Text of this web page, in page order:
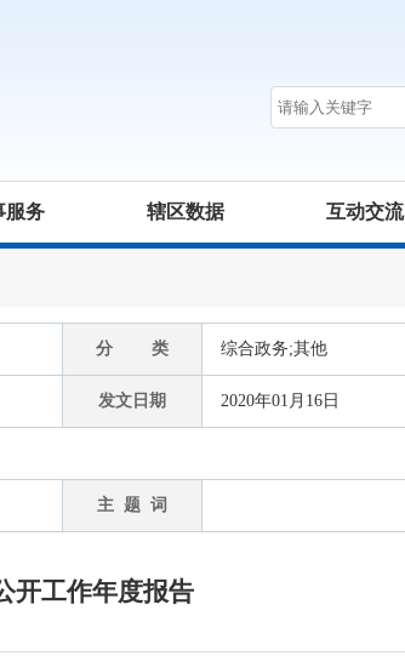
服务 辖区数据 互动交流
分 类 综合政务;其他
发文日期 2020年01月16日
主 题 词
开工作年度报告